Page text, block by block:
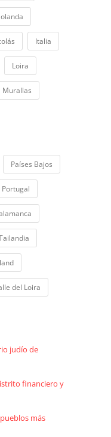
Italia
Loira
Murallas
Países Bajos
Portugal
del Loira
judío de
financiero y
más